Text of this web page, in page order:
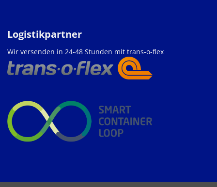
Logistikpartner
Wir versenden in 24-48 Stunden mit trans-o-flex